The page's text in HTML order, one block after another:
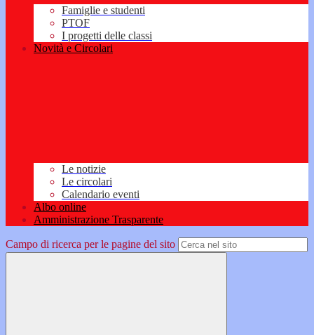
Famiglie e studenti
PTOF
I progetti delle classi
Novità e Circolari
Le notizie
Le circolari
Calendario eventi
Albo online
Amministrazione Trasparente
Campo di ricerca per le pagine del sito